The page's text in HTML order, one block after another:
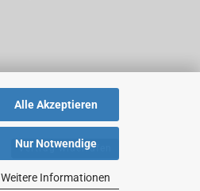
Alle Akzeptieren
Nur Notwendige
Weitere Informationen
Vertrag widerrufen